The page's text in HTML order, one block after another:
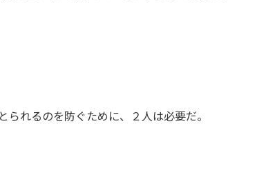
れるのを防ぐために、２人は必要だ。